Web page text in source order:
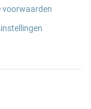
voorwaarden